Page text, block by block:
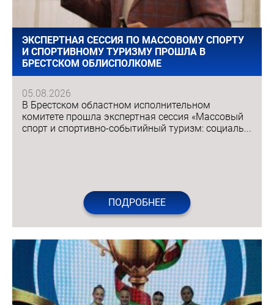
ЭКСПЕРТНАЯ СЕССИЯ ПО МАССОВОМУ СПОРТУ
И СПОРТИВНОМУ ТУРИЗМУ ПРОШЛА В
БРЕСТСКОМ ОБЛИСПОЛКОМЕ
05.08.2026
В Брестском областном исполнительном
комитете прошла экспертная сессия «Массовый
спорт и спортивно-событийный туризм: социаль...
ПОДРОБНЕЕ